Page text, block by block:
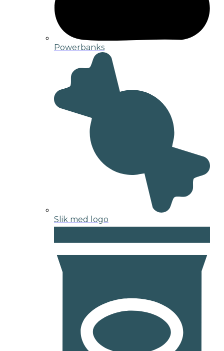
Powerbanks
Slik med logo